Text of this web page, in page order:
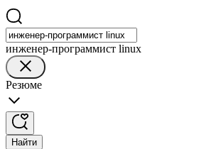
инженер-программист linux
Резюме
Найти